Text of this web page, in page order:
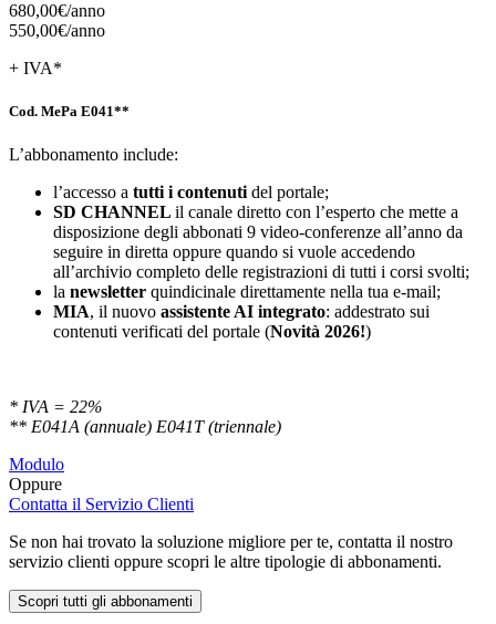
680,00€/anno
550,00€/anno
+ IVA*
Cod. MePa E041**
L’abbonamento include:
l’accesso a tutti i contenutidel portale;
SD CHANNEL il canale diretto con l’esperto che mette a
disposizione degli abbonati 9 video-conferenze all’anno da
seguire in diretta oppure quando si vuole accedendo
all’archivio completo delle registrazioni di tutti i corsi svolti;
la newsletter quindicinale direttamente nella tua e-mail;
MIA, il nuovo assistente AI integrato: addestrato sui
contenuti verificati del portale (Novità 2026!)
* IVA = 22%
** E041A (annuale) E041T (triennale)
Modulo
Oppure
Contatta il Servizio Clienti
Se non hai trovato la soluzione migliore per te, contatta il nostro
servizio clienti oppure scopri le altre tipologie di abbonamenti.
Scopri tutti gli abbonamenti